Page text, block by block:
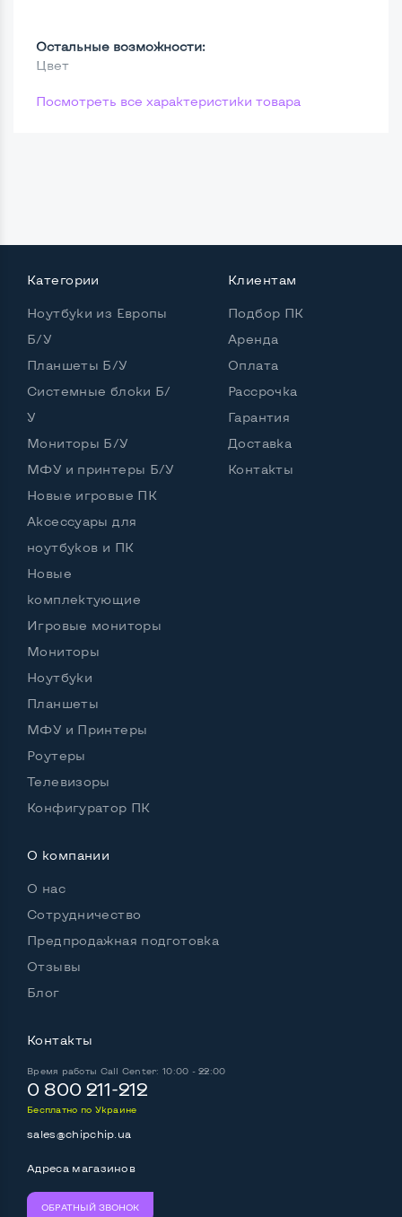
Остальные возможности:
Цвет
Посмотреть все характеристики товара
Категории
Ноутбуки из Европы
Б/У
Планшеты Б/У
Системные блоки Б/
У
Мониторы Б/У
МФУ и принтеры Б/У
Новые игровые ПК
Аксессуары для
ноутбуков и ПК
Новые
комплектующие
Игровые мониторы
Мониторы
Ноутбуки
Планшеты
МФУ и Принтеры
Роутеры
Телевизоры
Конфигуратор ПК
Клиентам
Подбор ПК
Аренда
Оплата
Рассрочка
Гарантия
Доставка
Контакты
О компании
О нас
Сотрудничество
Предпродажная подготовка
Отзывы
Блог
Контакты
Время работы Call Center: 10:00 - 22:00
0 800 211-212
Бесплатно по Украине
sales@chipchip.ua
Адреса магазинов
ОБРАТНЫЙ ЗВОНОК